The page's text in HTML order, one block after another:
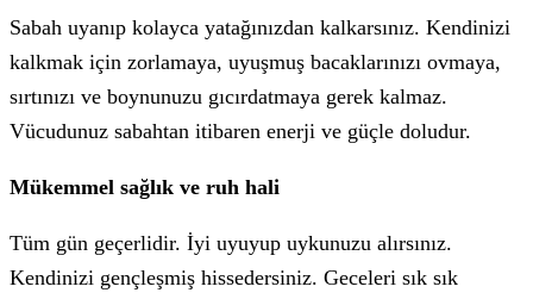
Sabah uyanıp kolayca yatağınızdan kalkarsınız. Kendinizi
kalkmak için zorlamaya, uyuşmuş bacaklarınızı ovmaya,
sırtınızı ve boynunuzu gıcırdatmaya gerek kalmaz.
Vücudunuz sabahtan itibaren enerji ve güçle doludur.
Mükemmel sağlık ve ruh hali
Tüm gün geçerlidir. İyi uyuyup uykunuzu alırsınız.
Kendinizi gençleşmiş hissedersiniz. Geceleri sık sık